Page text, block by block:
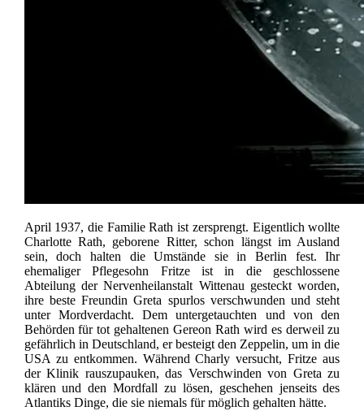
April 1937, die Familie Rath ist zersprengt. Eigentlich wollte
Charlotte Rath, geborene Ritter, schon längst im Ausland
sein, doch halten die Umstände sie in Berlin fest. Ihr
ehemaliger Pflegesohn Fritze ist in die geschlossene
Abteilung der Nervenheilanstalt Wittenau gesteckt worden,
ihre beste Freundin Greta spurlos verschwunden und steht
unter Mordverdacht. Dem untergetauchten und von den
Behörden für tot gehaltenen Gereon Rath wird es derweil zu
gefährlich in Deutschland, er besteigt den Zeppelin, um in die
USA zu entkommen. Während Charly versucht, Fritze aus
der Klinik rauszupauken, das Verschwinden von Greta zu
klären und den Mordfall zu lösen, geschehen jenseits des
Atlantiks Dinge, die sie niemals für möglich gehalten hätte.